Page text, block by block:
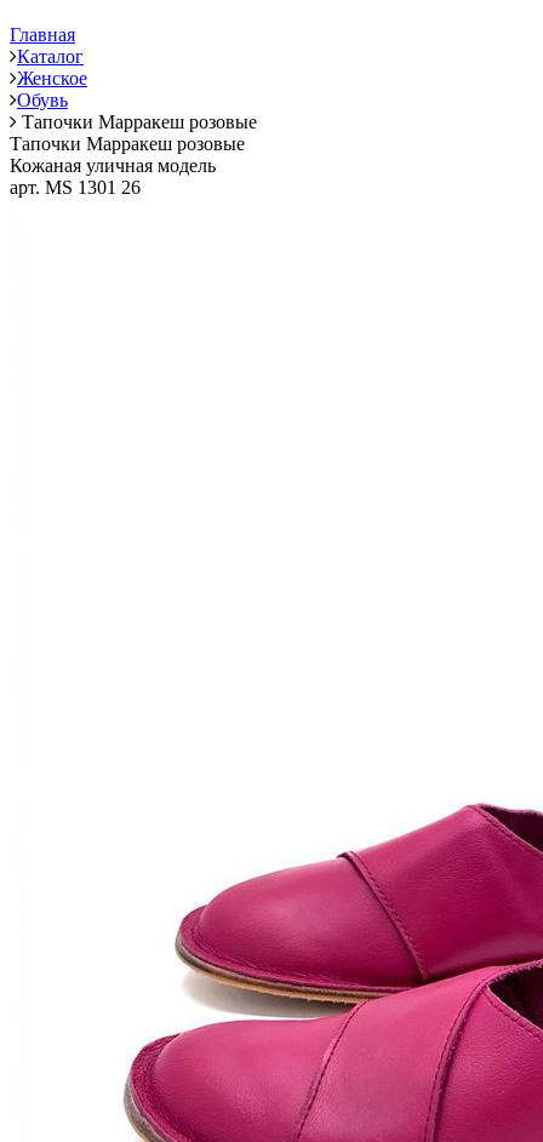
Главная
Каталог
Женское
Обувь
Тапочки Марракеш розовые
Тапочки Марракеш розовые
Кожаная уличная модель
арт. MS 1301 26